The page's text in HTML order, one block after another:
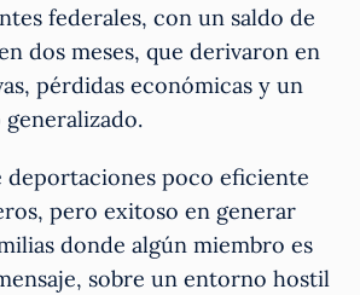
federales, con un saldo de
dos meses, que derivaron en
pérdidas económicas y un
deportaciones poco eficiente
pero exitoso en generar
donde algún miembro es
sobre un entorno hostil